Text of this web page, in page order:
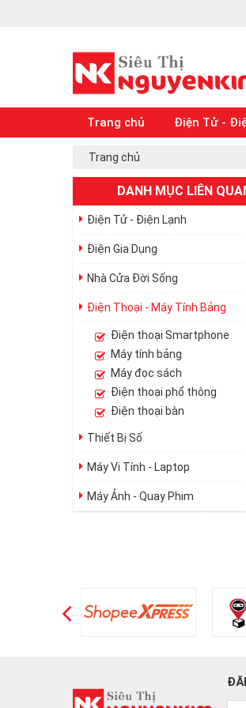
Trang chủ Điện Tử -
Trang chủ
DANH MỤC LIÊN
Điện Tử - Điện Lạnh
Điện Gia Dụng
Nhà Cửa Đời Sống
Điện Thoại - Máy Tính Bảng
Điện thoại Smartphone
Máy tính bảng
Máy đọc sách
Điện thoại phổ thông
Điện thoại bàn
Thiết Bị Số
Máy Vi Tính - Laptop
Máy Ảnh - Quay Phim